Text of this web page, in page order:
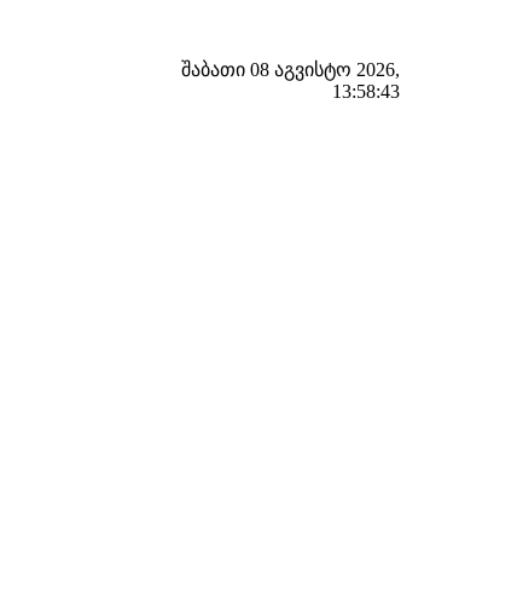
შაბათი 08 აგვისტო 2026,
13:58:43